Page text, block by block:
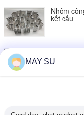
Nhôm
kết cấu
Extruded
6061 T6
kính xây
MAY SU